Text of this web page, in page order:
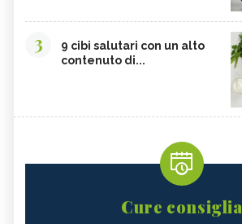
3
9 cibi salutari con un alto
contenuto di...
Cure consiglia